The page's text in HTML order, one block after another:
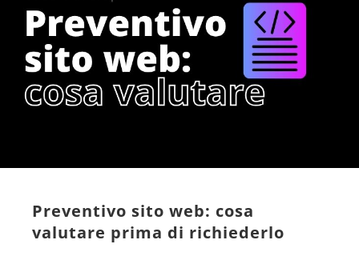
Preventivo sito web: cosa
valutare prima di richiederlo